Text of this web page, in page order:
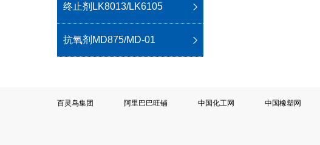
终止剂LK8013/LK6105
抗氧剂MD875/MD-01
百灵鸟集团 阿里巴巴旺铺 中国化工网 中国橡塑网